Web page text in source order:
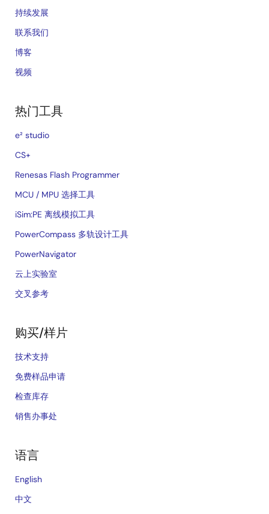
持续发展
联系我们
博客
视频
热门工具
e² studio
CS+
Renesas Flash Programmer
MCU / MPU 选择工具
iSim:PE 离线模拟工具
PowerCompass 多轨设计工具
PowerNavigator
云上实验室
交叉参考
购买/样片
技术支持
免费样品申请
检查库存
销售办事处
语言
English
中文